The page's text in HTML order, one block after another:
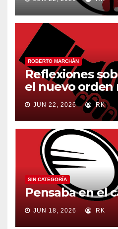
ROBERTO MARCHÁN
Reflexiones
el nuevo orden
JUN 22, 2026 RK
SIN CATEGORÍA
Pensaba en el
JUN 18, 2026 RK